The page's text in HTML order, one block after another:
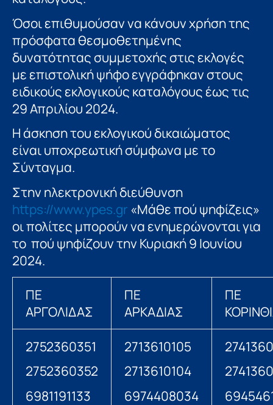
Όσοι επιθυμούσαν να κάνουν χρήση της
πρόσφατα θεσμοθετημένης
δυνατότητας συμμετοχής στις εκλογές
με επιστολική ψήφο εγγράφηκαν στους
ειδικούς εκλογικούς καταλόγους έως τις
29 Απριλίου 2024.
Η άσκηση του εκλογικού δικαιώματος
είναι υποχρεωτική σύμφωνα με το
Σύνταγμα.
Στην ηλεκτρονική διεύθυνση
https://www.ypes.gr «Μάθε πού ψηφίζεις»
οι πολίτες μπορούν να ενημερώνονται για
το πού ψηφίζουν την Κυριακή 9 Ιουνίου
2024.
ΠΕ
ΑΡΓΟΛΙΔΑΣ
ΠΕ
ΑΡΚΑΔΙΑΣ
ΠΕ
2752360351
2752360352
6981191133
2713610105
2713610104
6974408034